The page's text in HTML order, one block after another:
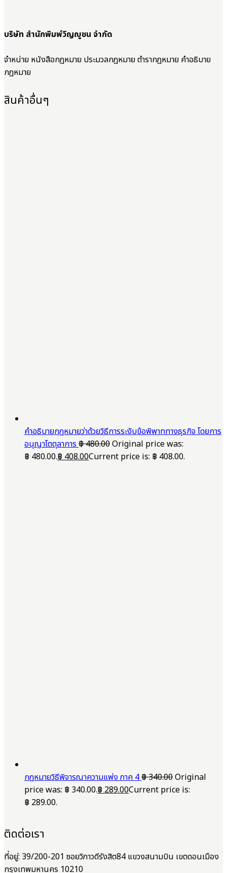
บริษัท สำนักพิมพ์วิญญูชน จำกัด
จำหน่าย หนังสือกฎหมาย ประมวลกฎหมาย ตำรากฎหมาย คำอธิบาย
กฎหมาย
สินค้าอื่นๆ
คำอธิบายกฎหมายว่าด้วยวิธีการระงับข้อพิพาททางธุรกิจ โดยการ
อนุญาโตตุลาการ ฿480.00Original price was:
฿ 480.00.฿ 408.00Current price is: ฿ 408.00.
กฎหมายวิธีพิจารณาความแพ่ง ภาค 4฿340.00Original
price was: ฿ 340.00.฿ 289.00Current price is:
฿ 289.00.
ติดต่อเรา
ที่อยู่: 39/200-201 ซอยวิภาวดีรังสิต84 แขวงสนามบิน เขตดอนเมือง
กรุงเทพมหานคร 10210